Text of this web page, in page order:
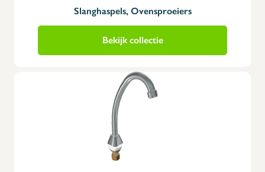
Slanghaspels, Ovensproeiers
Bekijk collectie